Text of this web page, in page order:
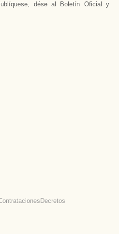
dése al Boletín Oficial y
Decretos